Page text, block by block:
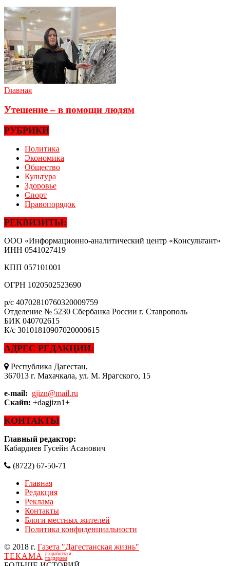
Главная
Утешение – в помощи людям
РУБРИКИ
Политика
Экономика
Общество
Культура
Здоровье
Спорт
Правопорядок
РЕКВИЗИТЫ:
ООО «Информационно-аналитический центр «Консультант»
ИНН 0541027419
КПП 057101001
ОГРН 1020502523690
р/с 40702810760320009759
Отделение № 5230 Сбербанка России г. Ставрополь
БИК 040702615
К/с 30101810907020000615
АДРЕС РЕДАКЦИИ:
Республика Дагестан,
367013 г. Махачкала, ул. М. Ярагского, 15
e-mail: gjizn@mail.ru
Скайп: +dagjizn1+
КОНТАКТЫ
Главный редактор:
Кабардиев Гусейн Асанович
(8722) 67-50-71
Главная
Редакция
Реклама
Контакты
Блоги местных жителей
Политика конфиденциальности
© 2018 г. Газета "Дагестанская жизнь"
ТЕКАМА
разработка и
поддержка